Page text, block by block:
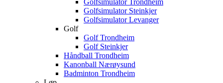
Golfsimulator Trondheim
Golfsimulator Steinkjer
Golfsimulator Levanger
Golf
Golf Trondheim
Golf Steinkjer
Håndball Trondheim
Kanonball Nærøysund
Badminton Trondheim